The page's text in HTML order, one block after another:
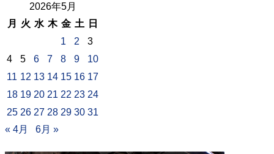
2026年5月
月
火 水 木 金 土
日
1
2
3
4
5 6 7 8 9
10
11 12 13 14 15 16 17
18 19 20 21 22 23 24
25 26 27 28 29 30 31
« 4月
6月 »